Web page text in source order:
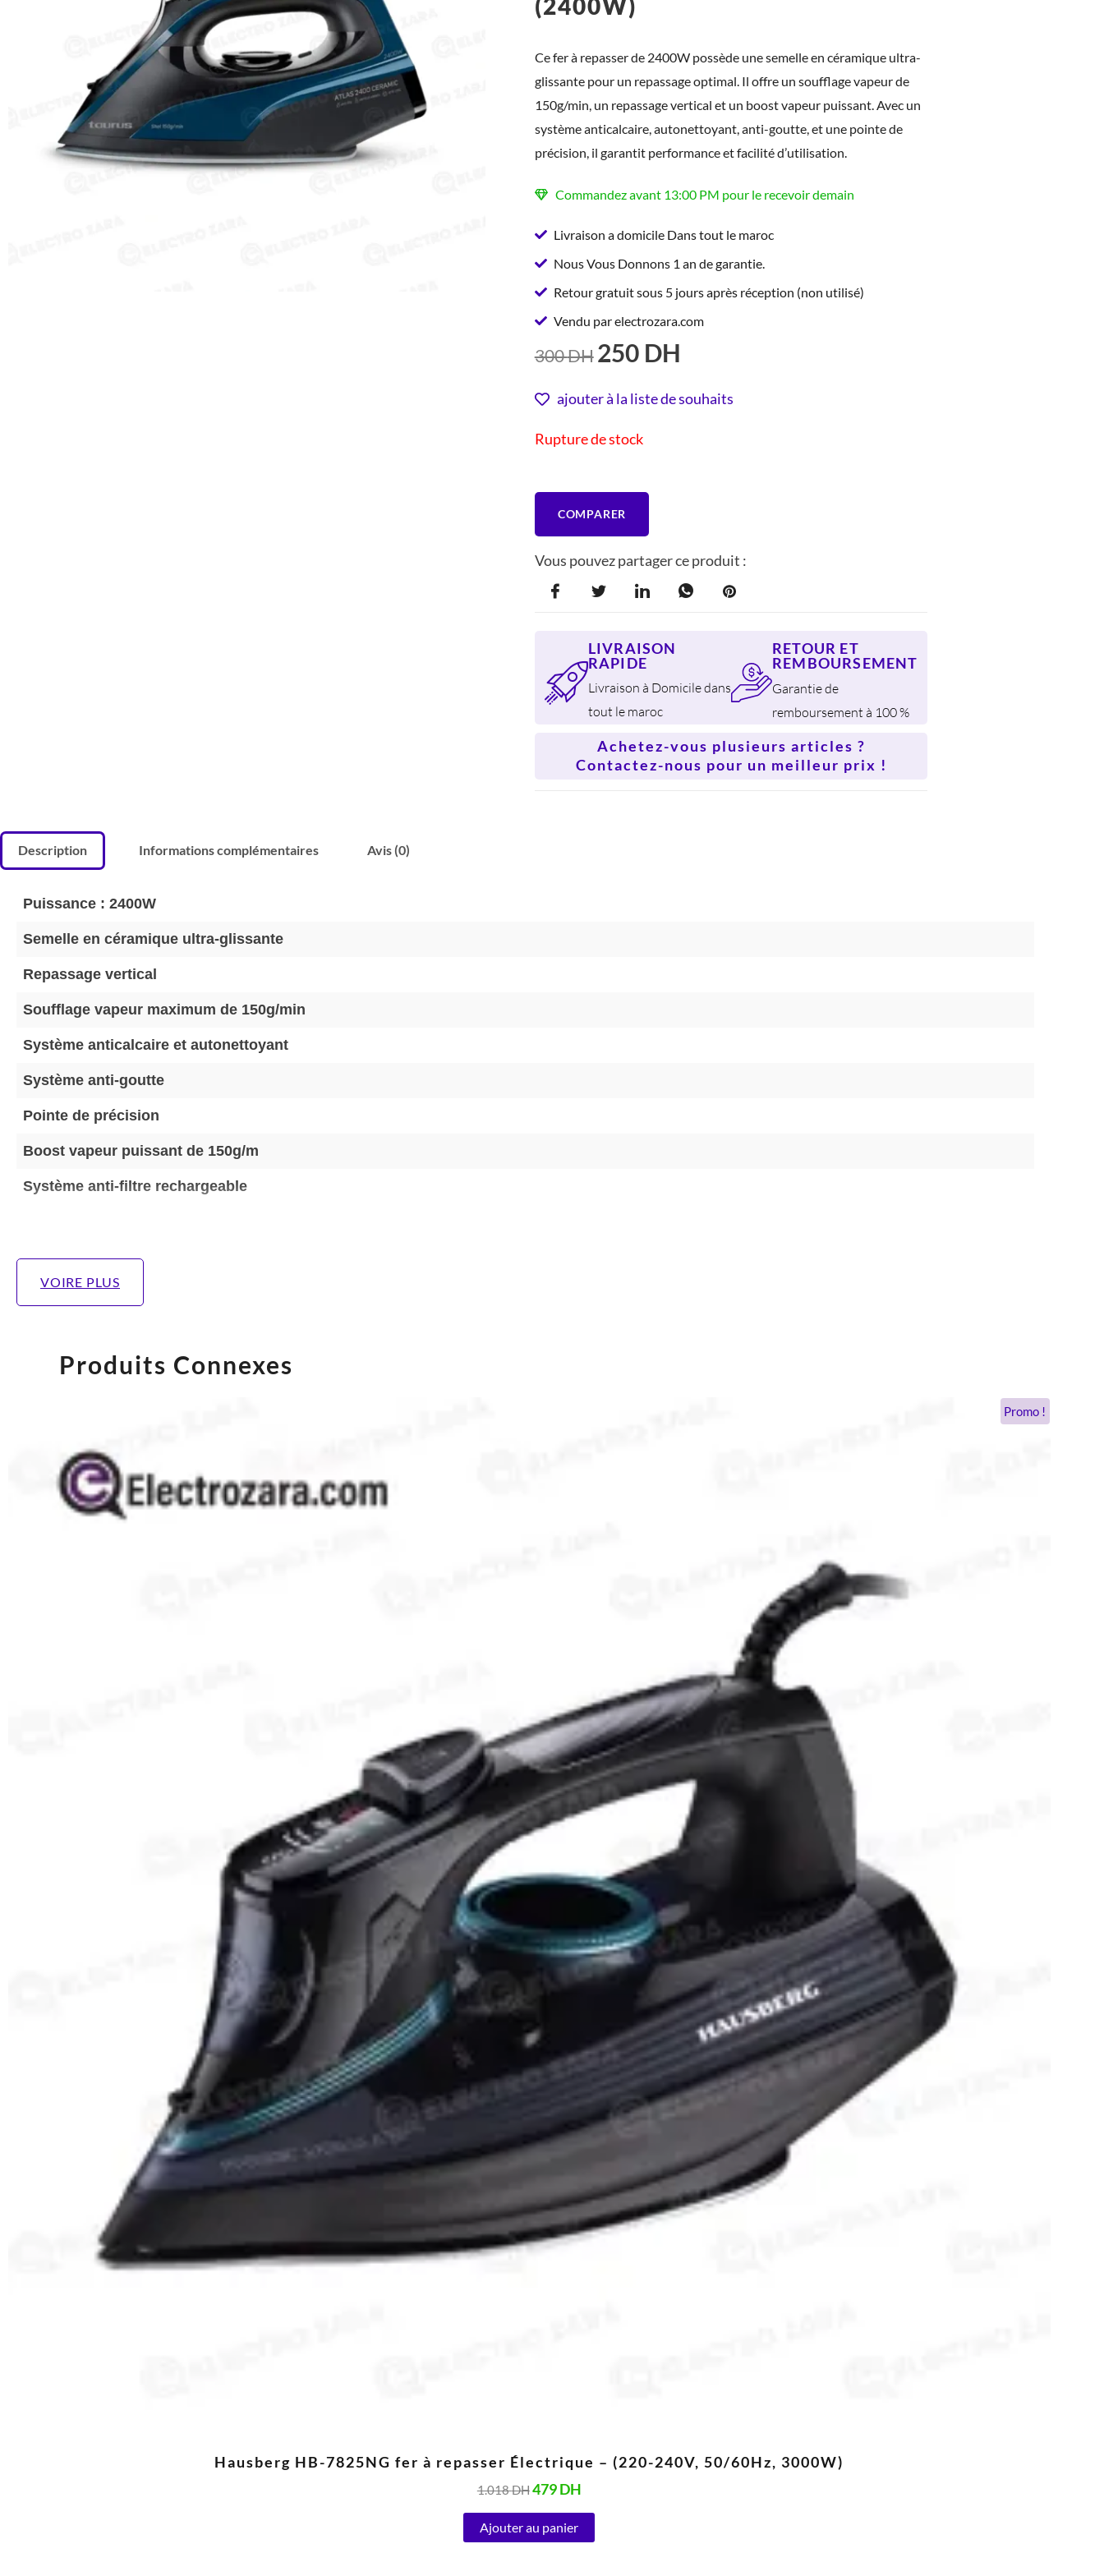
(2400W)
Ce fer à repasser de 2400W possède une semelle en céramique ultra-
glissante pour un repassage optimal. Il offre un soufflage vapeur de
150g/min, un repassage vertical et un boost vapeur puissant. Avec un
système anticalcaire, autonettoyant, anti-goutte, et une pointe de
précision, il garantit performance et facilité d’utilisation.
Commandez avant 13:00 PM pour le recevoir demain
Livraison a domicile Dans tout le maroc
Nous Vous Donnons 1 an de garantie.
Retour gratuit sous 5 jours après réception (non utilisé)
Vendu par electrozara.com
300DH LE
INITIAL
300 DH.
250 DH
ACTUEL
ajouter à la liste de souhaits
Rupture de stock
COMPARER
Vous pouvez partager ce produit :
LIVRAISON
RAPIDE
Livraison à Domicile dans
tout le maroc
RETOUR ET
REMBOURSEMENT
Garantie de
remboursement à 100 %
Achetez-vous plusieurs articles ?
Contactez-nous pour un meilleur prix !
Description Informations complémentaires Avis (0)
Puissance : 2400W
Semelle en céramique ultra-glissante
Repassage vertical
Soufflage vapeur maximum de 150g/min
Système anticalcaire et autonettoyant
Système anti-goutte
Pointe de précision
Boost vapeur puissant de 150g/m
Système anti-filtre rechargeable
VOIRE PLUS
Produits Connexes
Promo !
Hausberg HB-7825NG fer à repasser Électrique – (220-240V, 50/60Hz, 3000W)
1.018DH479DH
Ajouter au panier